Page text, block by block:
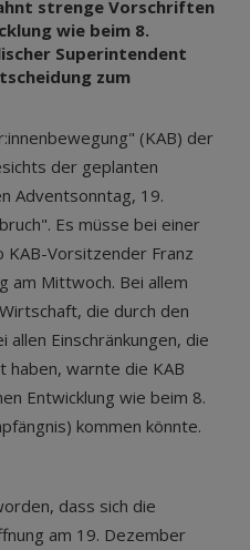
strenge Vorschriften
wie beim 8.
Superintendent
zum
(KAB) der
der geplanten
Adventsonntag, 19.
Es müsse bei einer
KAB-Vorsitzender Franz
am Mittwoch. Bei allem
die durch den
Einschränkungen, die
haben, warnte die KAB
Entwicklung wie beim 8.
kommen könnte.
dass sich die
am 19. Dezember